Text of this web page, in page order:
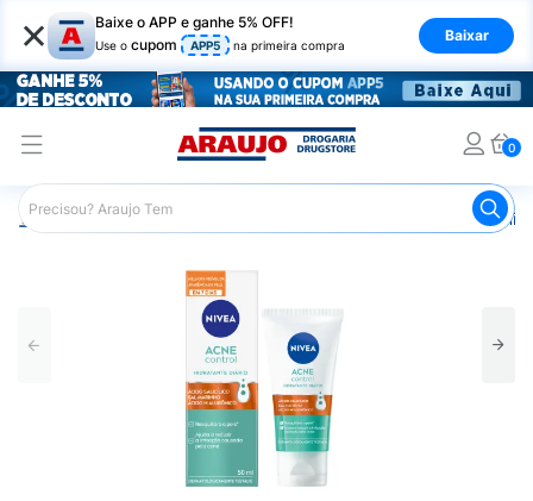
× Baixe o APP e ganhe 5% OFF!
Use o cupom APP5 na primeira compra
Baixar
0
Araujo Beleza e Cuidados